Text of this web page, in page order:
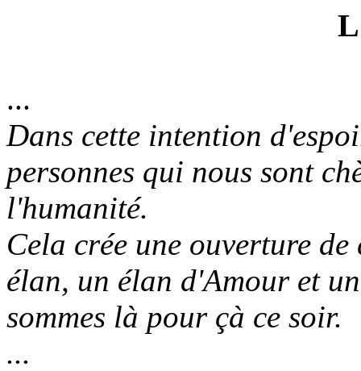
...
Dans cette intention
personnes qui nous sont
l'humanité.
Cela crée une ouverture
élan, un élan d'Amour et
sommes là pour çà ce soir.
...